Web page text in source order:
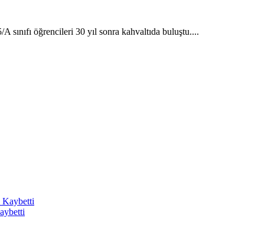
sınıfı öğrencileri 30 yıl sonra kahvaltıda buluştu....